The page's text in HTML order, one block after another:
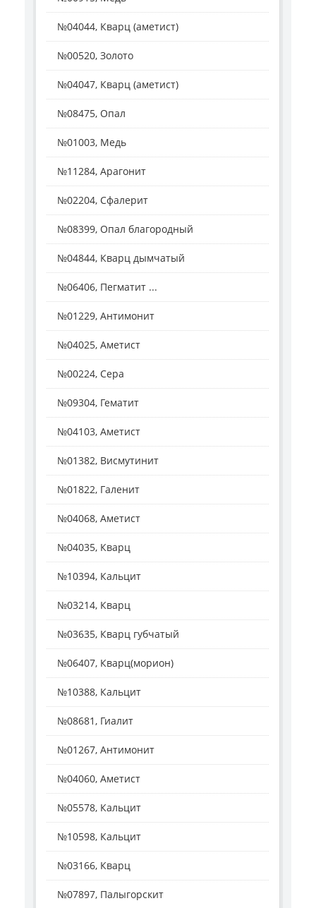
№04044, Кварц (аметист)
№00520, Золото
№04047, Кварц (аметист)
№08475, Опал
№01003, Медь
№11284, Арагонит
№02204, Сфалерит
№08399, Опал благородный
№04844, Кварц дымчатый
№06406, Пегматит ...
№01229, Антимонит
№04025, Аметист
№00224, Сера
№09304, Гематит
№04103, Аметист
№01382, Висмутинит
№01822, Галенит
№04068, Аметист
№04035, Кварц
№10394, Кальцит
№03214, Кварц
№03635, Кварц губчатый
№06407, Кварц(морион)
№10388, Кальцит
№08681, Гиалит
№01267, Антимонит
№04060, Аметист
№05578, Кальцит
№10598, Кальцит
№03166, Кварц
№07897, Палыгорскит